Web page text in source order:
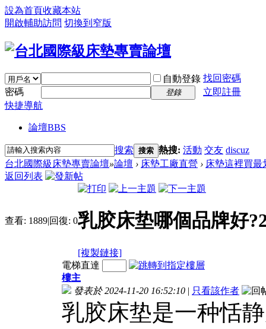
設為首頁收藏本站
開啟輔助訪問 切換到窄版
自動登錄 找回密碼
密碼
登錄
立即註冊
快捷導航
論壇BBS
搜索 搜索 熱搜: 活動 交友 discuz
台北國際級床墊專賣論壇»論壇 › 床墊工廠直營 › 床墊這裡買最
返回列表
查看: 1889|回復: 0乳胶床垫哪個品牌好
[複製鏈接]
電梯直達
樓主
發表於 2024-11-20 16:52:10 | 只看該作者
乳胶床垫是一种恬